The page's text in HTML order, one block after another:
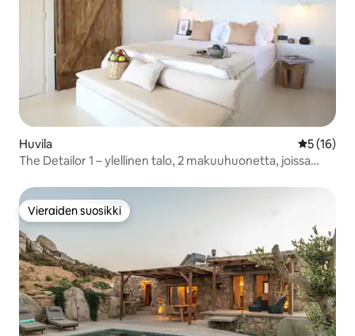
Huvila
5 (16)
The Detailor 1 – ylellinen talo, 2 makuuhuonetta, joissa
Vieraiden suosikki
Vieraiden suosikki